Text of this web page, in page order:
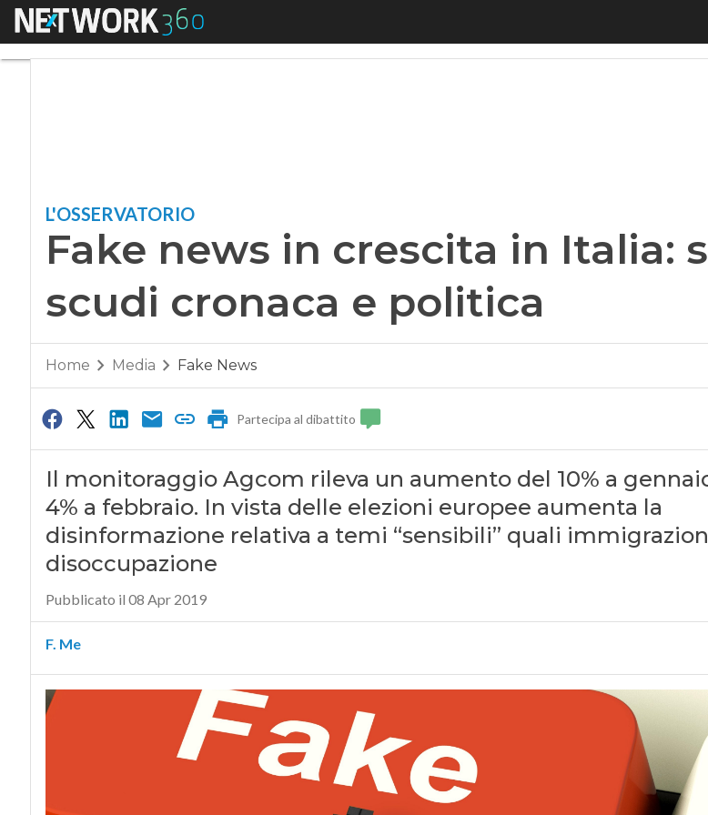
Menu
L'OSSERVATORIO
Fake news in crescita in Italia:
scudi cronaca e politica
Home Media Fake News
Partecipa al dibattito
Il monitoraggio Agcom rileva un aumento del 10% a
4% a febbraio. In vista delle elezioni europee aumenta la
disinformazione relativa a temi “sensibili” quali
disoccupazione
Pubblicato il 08 Apr 2019
F. Me